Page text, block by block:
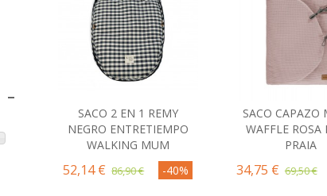
Comprar
SACO 2 EN 1 REMY
NEGRO ENTRETIEMPO
WALKING MUM
52,14 € 86,90 € -40%
Comprar
SACO CAPAZO
WAFFLE ROSA
PRAIA
34,75 € 69,50 €